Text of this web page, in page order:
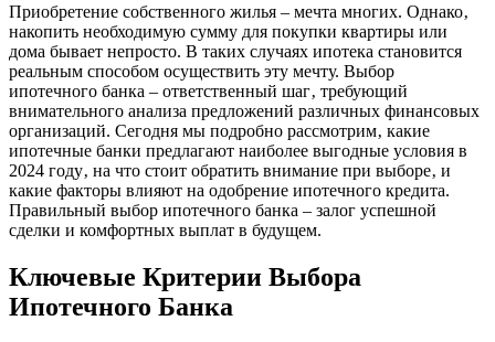
Приобретение собственного жилья – мечта многих. Однако‚
накопить необходимую сумму для покупки квартиры или
дома бывает непросто. В таких случаях ипотека становится
реальным способом осуществить эту мечту. Выбор
ипотечного банка – ответственный шаг‚ требующий
внимательного анализа предложений различных финансовых
организаций. Сегодня мы подробно рассмотрим‚ какие
ипотечные банки предлагают наиболее выгодные условия в
2024 году‚ на что стоит обратить внимание при выборе‚ и
какие факторы влияют на одобрение ипотечного кредита.
Правильный выбор ипотечного банка – залог успешной
сделки и комфортных выплат в будущем.
Ключевые Критерии Выбора
Ипотечного Банка